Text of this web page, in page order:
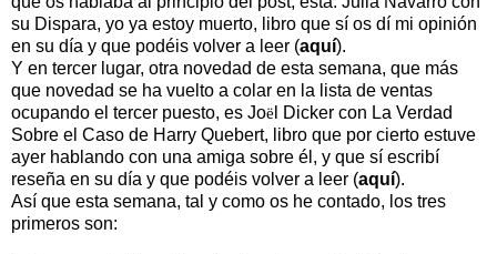
su Dispara, yo ya estoy muerto, libro que sí os dí mi opinión
en su día y que podéis volver a leer (aquí).
Y en tercer lugar, otra novedad de esta semana, que más
que novedad se ha vuelto a colar en la lista de ventas
ocupando el tercer puesto, es Joë l Dicker con La Verdad
Sobre el Caso de Harry Quebert, libro que por cierto estuve
ayer hablando con una amiga sobre él, y que sí escribí
reseña en su día y que podéis volver a leer (aquí).
Así que esta semana, tal y como os he contado, los tres
primeros son: